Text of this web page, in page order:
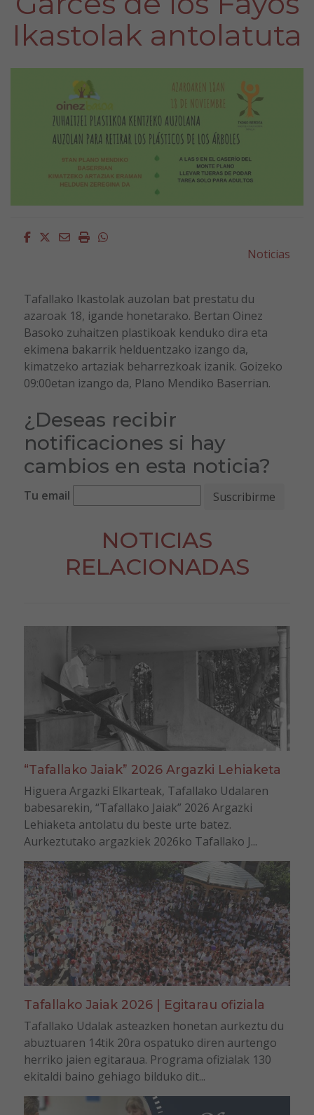
Ikastolak antolatuta
Facebook
Twitter
EmailImprimirWhatsapp
Noticias
Tafallako Ikastolak auzolan bat prestatu du
azaroak 18, igande honetarako. Bertan Oinez
Basoko zuhaitzen plastikoak kenduko dira eta
ekimena bakarrik helduentzako izango da,
kimatzeko artaziak beharrezkoak izanik. Goizeko
09:00etan izango da, Plano Mendiko Baserrian.
¿Deseas recibir
notificaciones si hay
cambios en esta noticia?
Tu email
NOTICIAS
RELACIONADAS
“Tafallako Jaiak” 2026 Argazki Lehiaketa
Higuera Argazki Elkarteak, Tafallako Udalaren
babesarekin, “Tafallako Jaiak” 2026 Argazki
Lehiaketa antolatu du beste urte batez.
Aurkeztutako argazkiek 2026ko Tafallako J...
Tafallako Jaiak 2026 | Egitarau ofiziala
Tafallako Udalak asteazken honetan aurkeztu du
abuztuaren 14tik 20ra ospatuko diren aurtengo
herriko jaien egitaraua. Programa ofizialak 130
ekitaldi baino gehiago bilduko dit...